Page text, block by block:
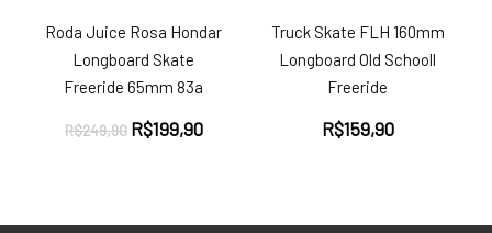
Roda Juice Rosa Hondar
Longboard Skate
Freeride 65mm 83a
R$249,90 O
R$199,90O
Truck Skate FLH 160mm
Longboard Old Schooll
Freeride
R$159,90